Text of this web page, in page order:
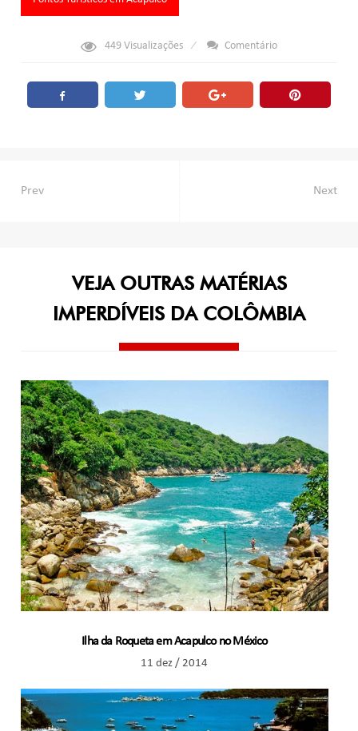
449Visualizações Comentário
Navegação
Prev Next
VEJA OUTRAS MATÉRIAS
IMPERDÍVEIS DA COLÔMBIA
Ilha da Roqueta em Acapulco no México
11 dez / 2014